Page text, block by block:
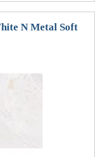
N Metal Soft